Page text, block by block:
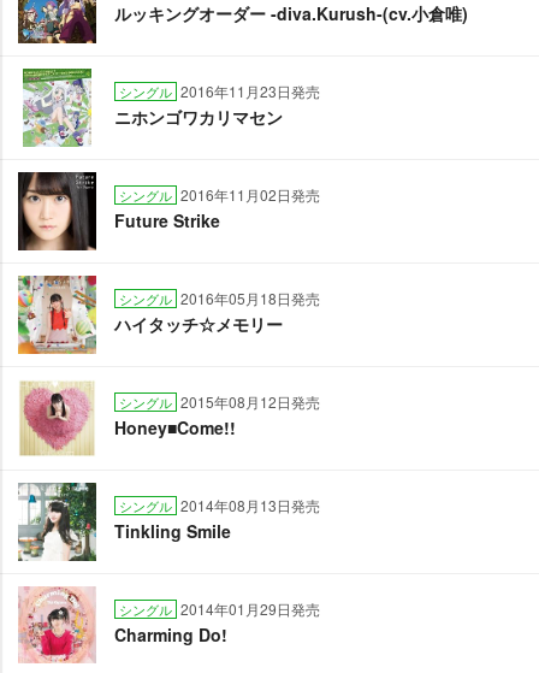
ルッキングオーダー -diva.Kurush-(cv.小倉唯)
シングル 2016年11月23日発売
ニホンゴワカリマセン
シングル 2016年11月02日発売
Future Strike
シングル 2016年05月18日発売
ハイタッチ☆メモリー
シングル 2015年08月12日発売
Honey■Come!!
シングル 2014年08月13日発売
Tinkling Smile
シングル 2014年01月29日発売
Charming Do!